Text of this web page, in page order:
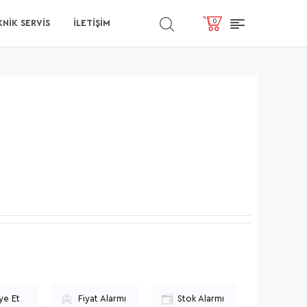
SERVİS İLETIŞIM 0
Et Fiyat Alarmı Stok Alarmı